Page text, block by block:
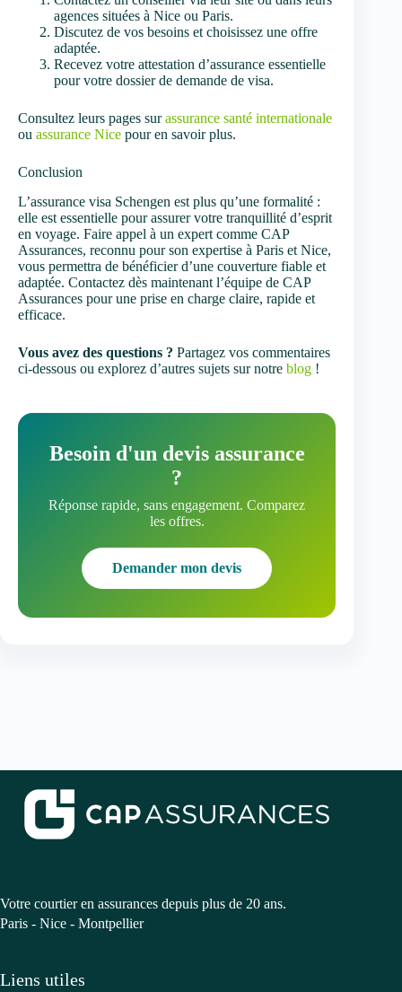
agences situées à Nice ou Paris.
Discutez de vos besoins et choisissez une offre
adaptée.
Recevez votre attestation d’assurance essentielle
pour votre dossier de demande de visa.
Consultez leurs pages surassurance santé internationale
ou assurance Nice pour en savoir plus.
Conclusion
L’assurance visa Schengen est plus qu’une formalité :
elle est essentielle pour assurer votre tranquillité d’esprit
en voyage. Faire appel à un expert comme CAP
Assurances, reconnu pour son expertise à Paris et Nice,
vous permettra de bénéficier d’une couverture fiable et
adaptée. Contactez dès maintenant l’équipe de CAP
Assurances pour une prise en charge claire, rapide et
efficace.
Vous avez des questions ? Partagez vos commentaires
ci-dessous ou explorez d’autres sujets sur notre blog !
Besoin d'un devis assurance
?
Réponse rapide, sans engagement. Comparez
les offres.
Demander mon devis
Votre courtier en assurances depuis plus de 20 ans.
Paris - Nice - Montpellier
Liens utiles